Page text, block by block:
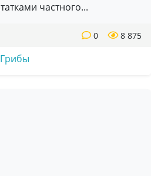
частного...
8 875
0
Грибы